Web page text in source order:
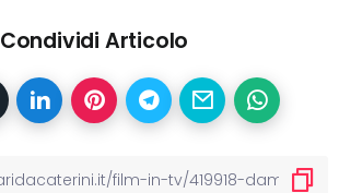
Condividi Articolo